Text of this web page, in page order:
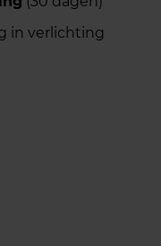
in verlichting